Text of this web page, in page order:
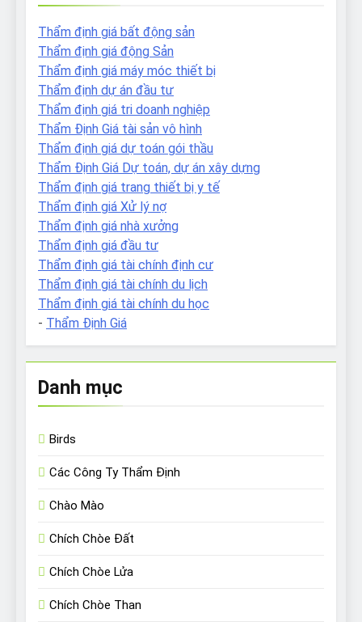
Thẩm định giá bất động sản
Thẩm định giá động Sản
Thẩm định giá máy móc thiết bị
Thẩm định dự án đầu tư
Thẩm định giá tri doanh nghiệp
Thẩm Định Giá tài sản vô hình
Thẩm định giá dự toán gói thầu
Thẩm Định Giá Dự toán, dự án xây dựng
Thẩm định giá trang thiết bị y tế
Thẩm định giá Xử lý nợ
Thẩm định giá nhà xưởng
Thẩm định giá đầu tư
Thẩm định giá tài chính định cư
Thẩm định giá tài chính du lịch
Thẩm định giá tài chính du học
- Thẩm Định Giá
Danh mục
Birds
Các Công Ty Thẩm Định
Chào Mào
Chích Chòe Đất
Chích Chòe Lửa
Chích Chòe Than